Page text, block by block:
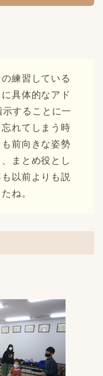
練習している
具体的なアド
示することに一
れてしまう時
前向きな姿勢
まとめ役とし
以前よりも説
ね。